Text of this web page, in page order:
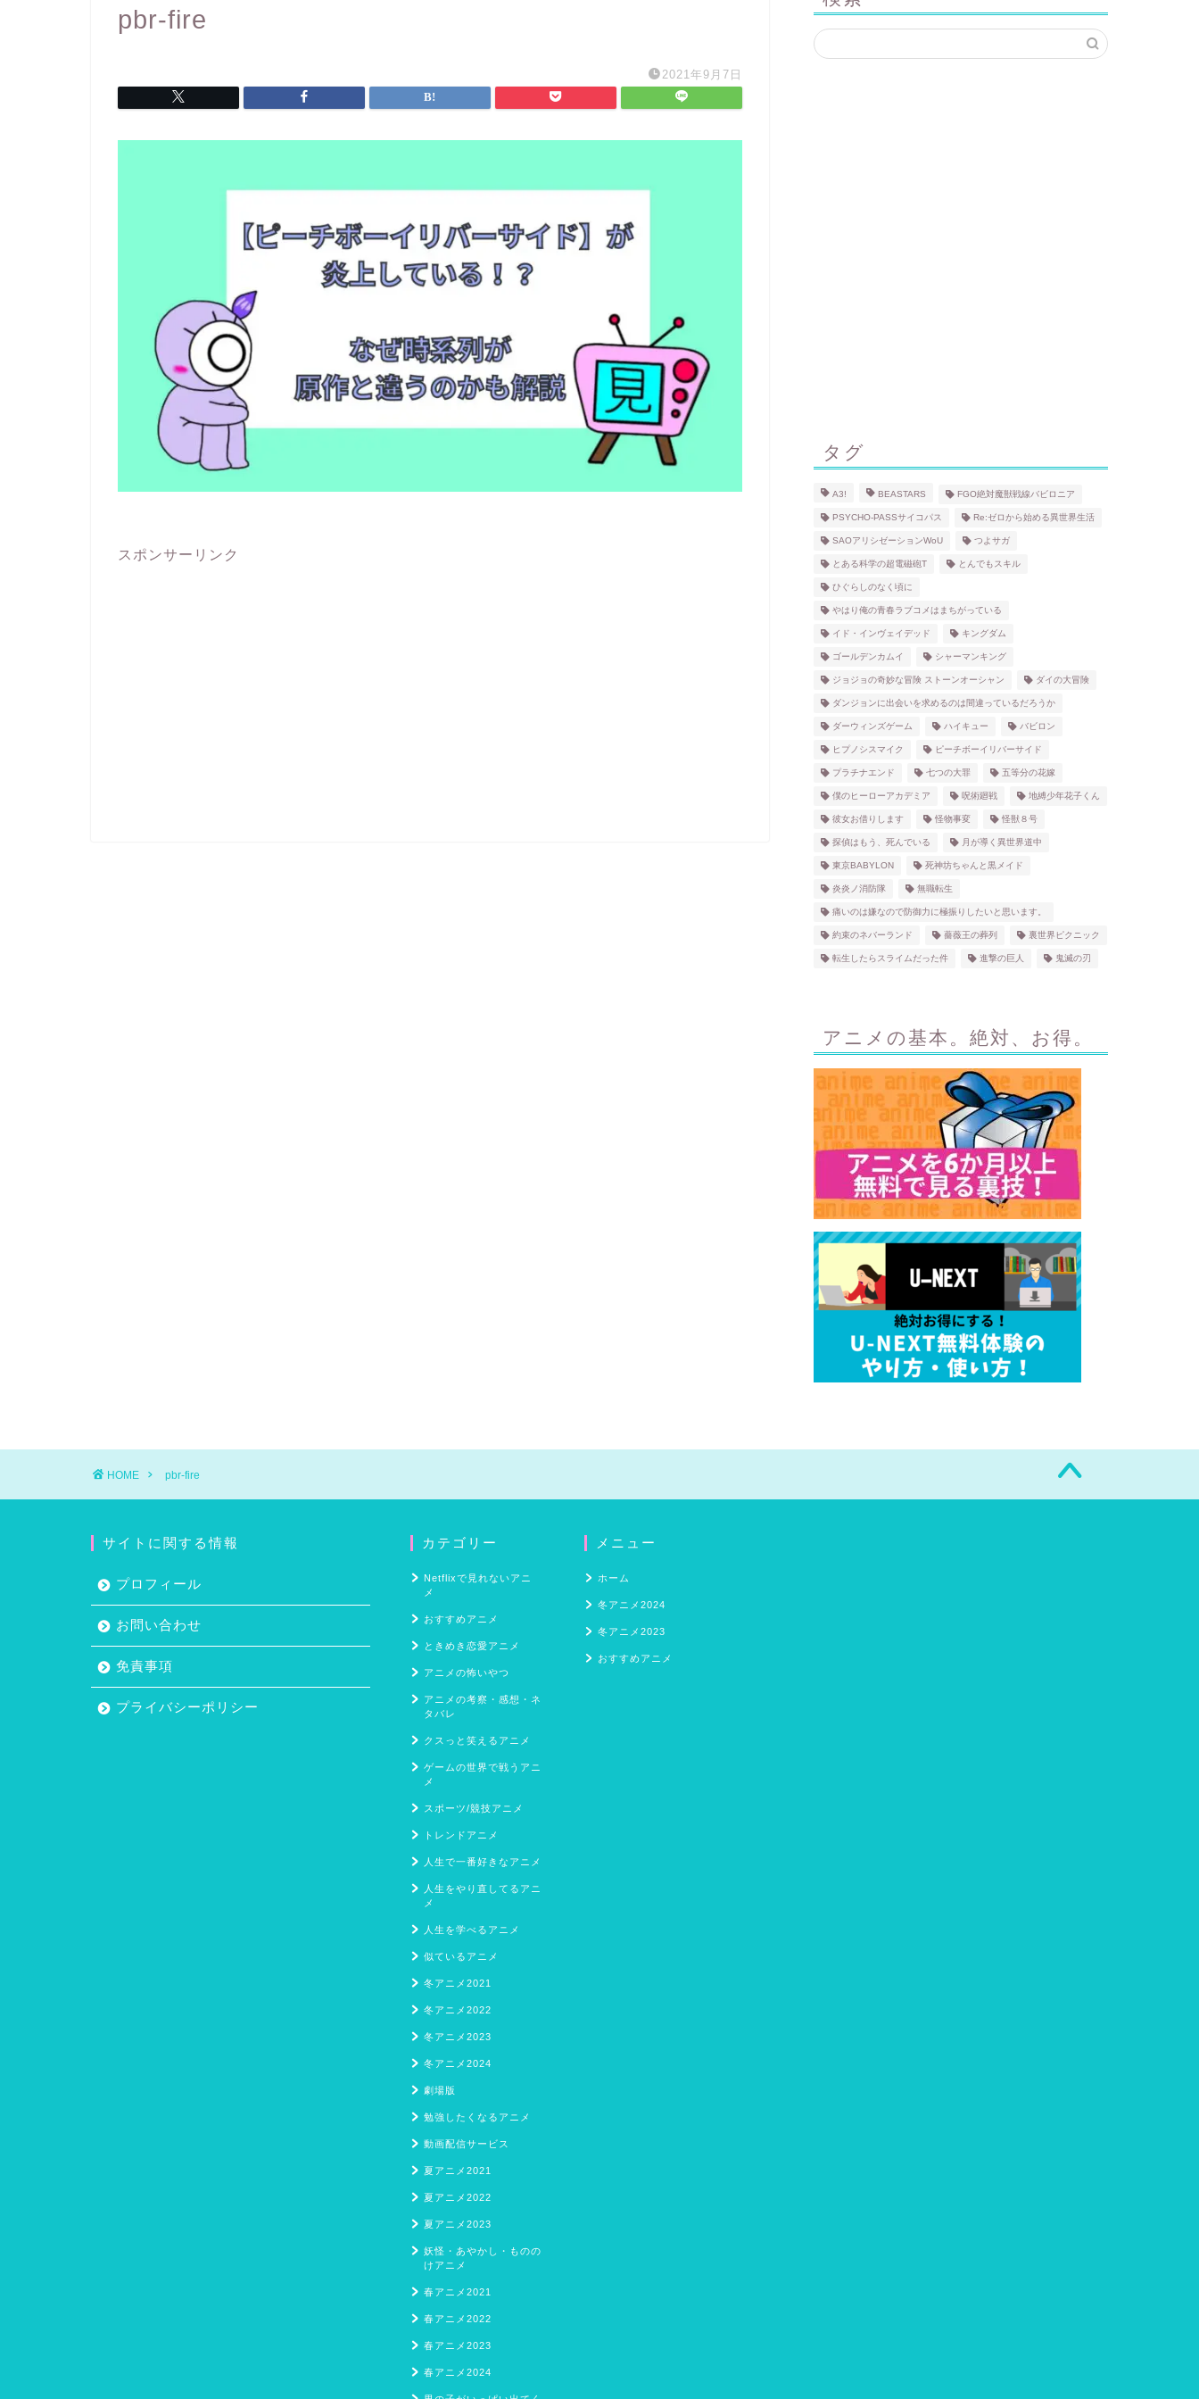
pbr-fire
2021年9月7日
スポンサーリンク
タグ
A3! BEASTARS FGO絶対魔獣戦線バビロニア
PSYCHO-PASSサイコパス Re:ゼロから始める異世界生活
SAOアリシゼーションWoU つよサガ
とある科学の超電磁砲T とんでもスキル
ひぐらしのなく頃に
やはり俺の青春ラブコメはまちがっている
イド・インヴェイデッド キングダム
ゴールデンカムイ シャーマンキング
ジョジョの奇妙な冒険 ストーンオーシャン ダイの大冒険
ダンジョンに出会いを求めるのは間違っているだろうか
ダーウィンズゲーム ハイキュー バビロン
ヒプノシスマイク ピーチボーイリバーサイド
プラチナエンド 七つの大罪 五等分の花嫁
僕のヒーローアカデミア 呪術廻戦 地縛少年花子くん
彼女お借りします 怪物事変 怪獣８号
探偵はもう、死んでいる 月が導く異世界道中
東京BABYLON 死神坊ちゃんと黒メイド
炎炎ノ消防隊 無職転生
痛いのは嫌なので防御力に極振りしたいと思います。
約束のネバーランド 薔薇王の葬列 裏世界ピクニック
転生したらスライムだった件 進撃の巨人 鬼滅の刃
アニメの基本。絶対、お得。
HOME pbr-fire
サイトに関する情報
プロフィール
お問い合わせ
免責事項
プライバシーポリシー
カテゴリー
Netflixで見れないアニ
メ
おすすめアニメ
ときめき恋愛アニメ
アニメの怖いやつ
アニメの考察・感想・ネ
タバレ
クスっと笑えるアニメ
ゲームの世界で戦うアニ
メ
スポーツ/競技アニメ
トレンドアニメ
人生で一番好きなアニメ
人生をやり直してるアニ
メ
人生を学べるアニメ
似ているアニメ
冬アニメ2021
冬アニメ2022
冬アニメ2023
冬アニメ2024
劇場版
勉強したくなるアニメ
動画配信サービス
夏アニメ2021
夏アニメ2022
夏アニメ2023
妖怪・あやかし・ものの
けアニメ
春アニメ2021
春アニメ2022
春アニメ2023
春アニメ2024
メニュー
ホーム
冬アニメ2024
冬アニメ2023
おすすめアニメ